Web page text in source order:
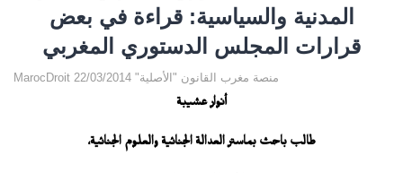
المدنية والسياسية: قراءة في بعض
قرارات المجلس الدستوري المغربي
MarocDroit منصة مغرب القانون "الأصلية" 22/03/2014
أنوار عشيبة
طالب باحث بماستر العدالة الجنائية والعلوم الجنائية،